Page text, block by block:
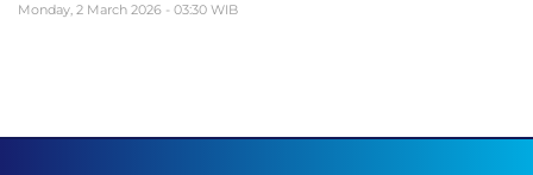
Monday, 2 March 2026 - 03:30 WIB